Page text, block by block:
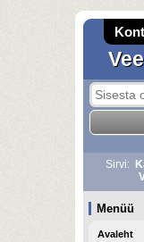
Sirvi:
Menüü
Avaleht